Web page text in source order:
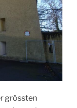
grössten